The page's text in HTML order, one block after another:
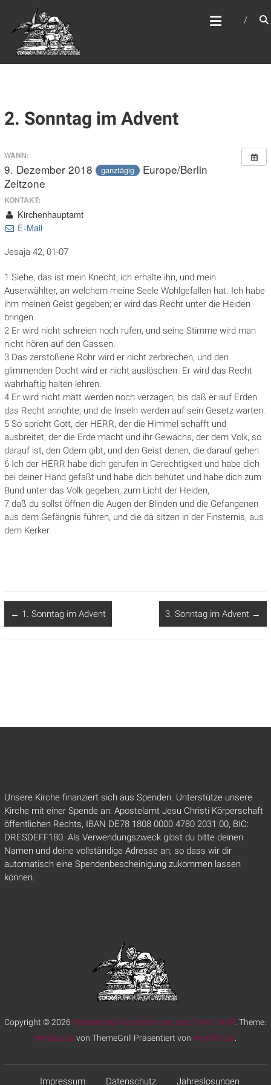
springen
WEBSITE DES
APOSTELAMTES JESU
CHRISTI KÖR
2. Sonntag im Advent
WANN:
9. Dezember 2018 ganztägig
Europe/Berlin
Zeitzone
KONTAKT:
Kirchenhauptamt
E-Mail
Jesaja 42, 01-07
1 Siehe, das ist mein Knecht, ich erhalte ihn, und mein
Auserwählter, an welchem meine Seele Wohlgefallen hat. Ich habe
ihm meinen Geist gegeben; er wird das Recht unter die Heiden
bringen.
2 Er wird nicht schreien noch rufen, und seine Stimme wird man
nicht hören auf den Gassen.
3 Das zerstoßene Rohr wird er nicht zerbrechen, und den
glimmenden Docht wird er nicht auslöschen. Er wird das Recht
wahrhaftig halten lehren.
4 Er wird nicht matt werden noch verzagen, bis daß er auf Erden
das Recht anrichte; und die Inseln werden auf sein Gesetz warten.
5 So spricht Gott, der HERR, der die Himmel schafft und
ausbreitet, der die Erde macht und ihr Gewächs, der dem Volk, so
darauf ist, den Odem gibt, und den Geist denen, die darauf gehen:
6 Ich der HERR habe dich gerufen in Gerechtigkeit und habe dich
bei deiner Hand gefaßt und habe dich behütet und habe dich zum
Bund unter das Volk gegeben, zum Licht der Heiden,
7 daß du sollst öffnen die Augen der Blinden und die Gefangenen
aus dem Gefängnis führen, und die da sitzen in der Finsternis, aus
dem Kerker.
← 1. Sonntag im Advent 3. Sonntag im Advent →
Unsere Kirche finanziert sich aus Spenden. Unterstütze unsere
Kirche mit einer Spende an: Apostelamt Jesu Christi Körperschaft
öffentlichen Rechts, IBAN DE78 1808 0000 4780 2031 00, BIC:
DRESDEFF180. Als Verwendungszweck gibst du bitte deinen
Namen und deine vollständige Adresse an, so dass wir dir
automatisch eine Spendenbescheinigung zukommen lassen
können.
Copyright © 2026Website des Apostelamtes Jesu Christi KöR. Theme:
Himalayasvon ThemeGrill Präsentiert von WordPress.
Impressum Datenschutz Jahreslosungen